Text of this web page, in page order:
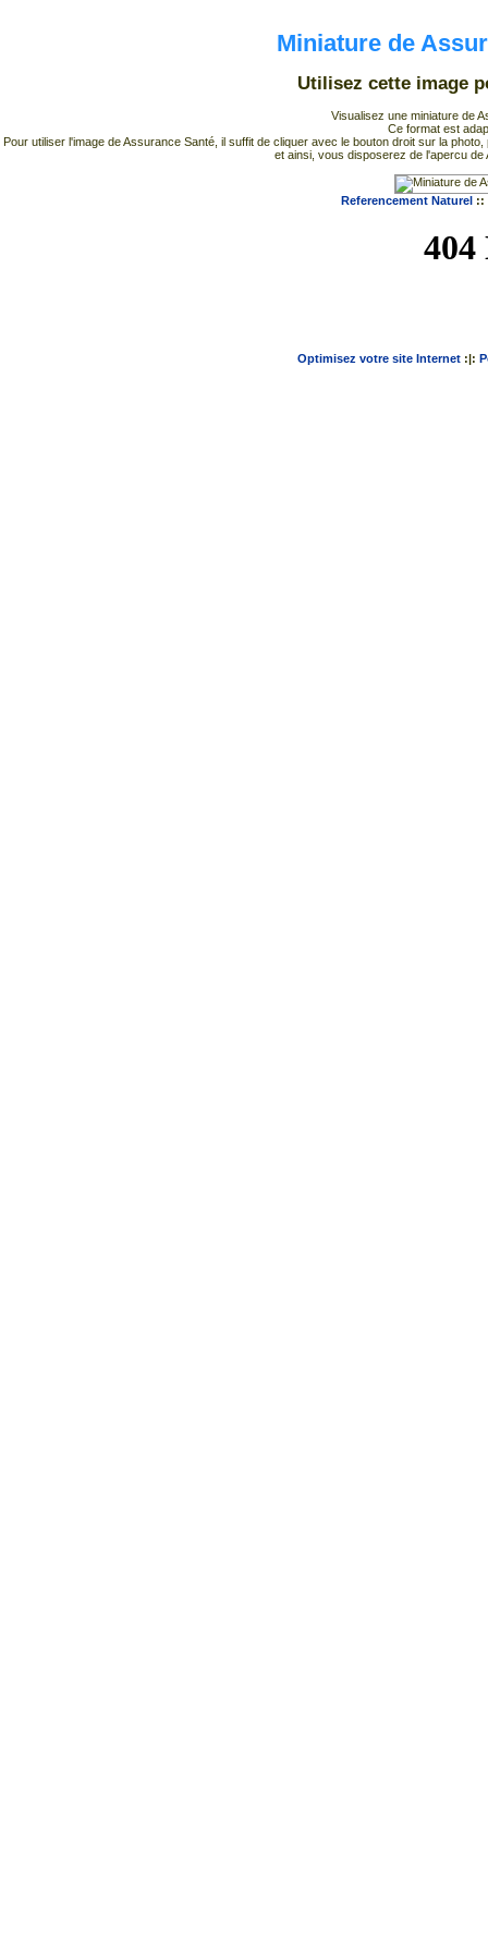
Miniature de
Utilisez cette image
Visualisez une miniature de
Ce format est
Pour utiliser l'image de Assurance Santé, il suffit de cliquer avec le bouton droit sur la
et ainsi, vous disposerez de l'apercu
Referencement Naturel ::
Optimisez votre site Internet:|: